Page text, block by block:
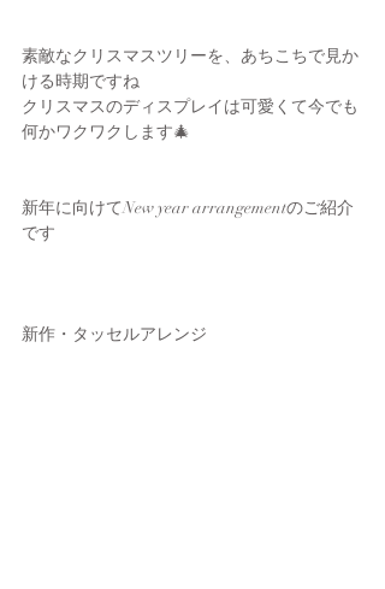
素敵なクリスマスツリーを、あちこちで見か
ける時期ですね
クリスマスのディスプレイは可愛くて今でも
何かワクワクします🎄
新年に向けてNew year arrangementのご紹介
です
新作・タッセルアレンジ